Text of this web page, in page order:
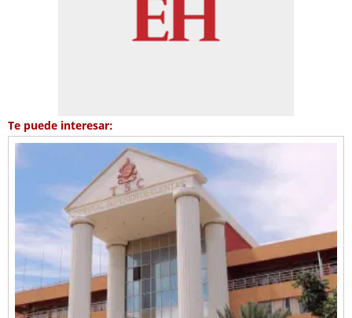
Te puede interesar: